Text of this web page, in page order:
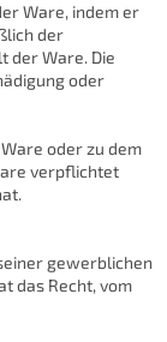
Ware, indem er
der
der Ware. Die
oder
oder zu dem
verpflichtet
gewerblichen
das Recht, vom